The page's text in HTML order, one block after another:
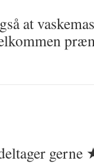
at
gerne